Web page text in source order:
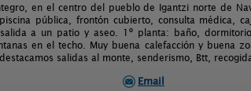
en el centro del pueblo de Igantzi norte de
pública, frontón cubierto, consulta médica,
a un patio y aseo. 1º planta: baño,
en el techo. Muy buena calefacción y buena
salidas al monte, senderismo, Btt,
Email